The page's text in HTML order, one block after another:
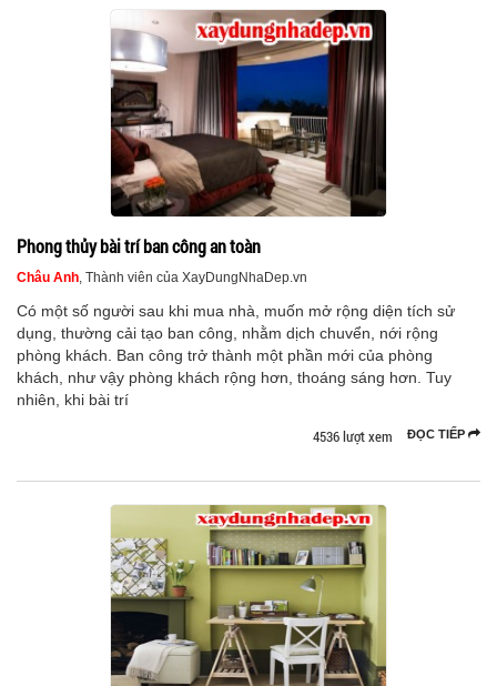
Phong thủy bài trí ban công an toàn
Châu Anh, Thành viên của XayDungNhaDep.vn
Có một số người sau khi mua nhà, muốn mở rộng diện tích sử
dụng, thường cải tạo ban công, nhằm dịch chuvển, nới rộng
phòng khách. Ban công trở thành một phần mới của phòng
khách, như vậy phòng khách rộng hơn, thoáng sáng hơn. Tuy
nhiên, khi bài trí
ĐỌC TIẾP
4536 lượt xem